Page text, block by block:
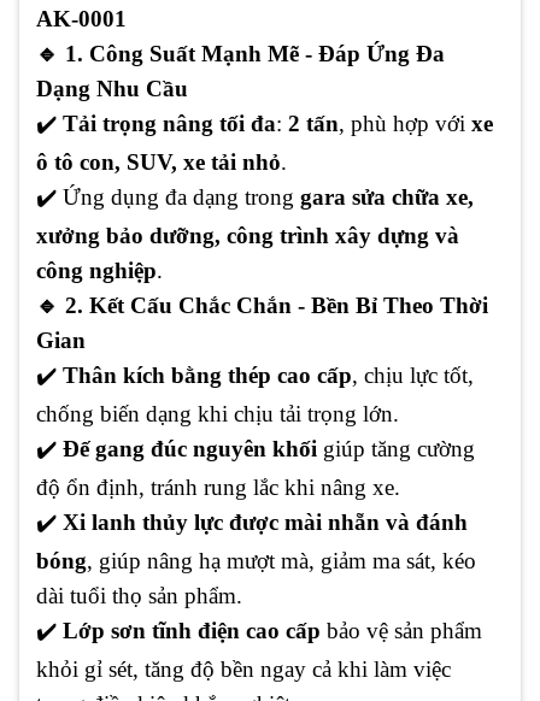
AK-0001
🔹 1. Công Suất Mạnh Mẽ - Đáp Ứng Đa
Dạng Nhu Cầu
✔️ Tải trọng nâng tối đa: 2 tấn, phù hợp với xe
ô tô con, SUV, xe tải nhỏ.
✔️ Ứng dụng đa dạng trong gara sửa chữa xe,
xưởng bảo dưỡng, công trình xây dựng và
công nghiệp.
🔹 2. Kết Cấu Chắc Chắn - Bền Bỉ Theo Thời
Gian
✔️ Thân kích bằng thép cao cấp, chịu lực tốt,
chống biến dạng khi chịu tải trọng lớn.
✔️ Đế gang đúc nguyên khối giúp tăng cường
độ ổn định, tránh rung lắc khi nâng xe.
✔️ Xi lanh thủy lực được mài nhẵn và đánh
bóng, giúp nâng hạ mượt mà, giảm ma sát, kéo
dài tuổi thọ sản phẩm.
✔️ Lớp sơn tĩnh điện cao cấp bảo vệ sản phẩm
khỏi gỉ sét, tăng độ bền ngay cả khi làm việc